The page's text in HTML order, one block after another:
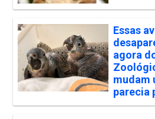
Essas
agora
mudam
parecia